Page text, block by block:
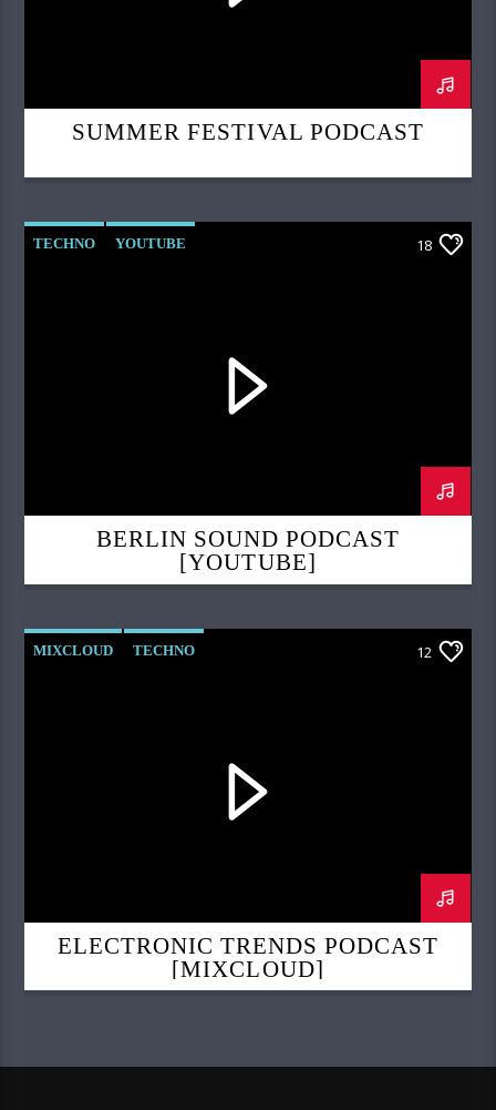
SUMMER FESTIVAL PODCAST
TECHNO YOUTUBE 18
BERLIN SOUND PODCAST
[YOUTUBE]
MIXCLOUD TECHNO 12
ELECTRONIC TRENDS PODCAST
[MIXCLOUD]